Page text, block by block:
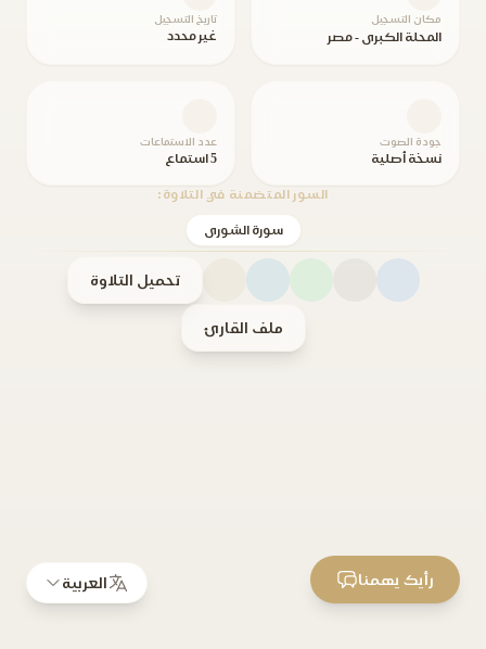
مكان التسجيل
المحلة الكبرى - مصر
تاريخ التسجيل
غير محدد
جودة الصوت
نسخة أصلية
عدد الاستماعات
5 استماع
السور المتضمنة في التلاوة:
سورة الشورى
تحميل التلاوة
ملف القارئ
العربية رأيك يهمنا